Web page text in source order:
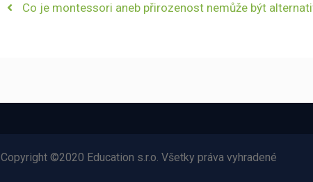
Navigace
Previous
Co je montessori aneb přirozenost nemůže být
Copyright ©2020 Education s.r.o. Všetky práva vyhradené